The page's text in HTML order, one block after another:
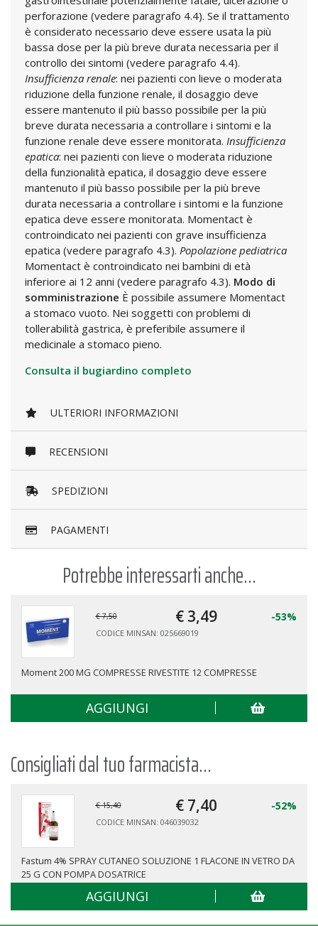
perforazione (vedere paragrafo 4.4). Se il trattamento
è considerato necessario deve essere usata la più
bassa dose per la più breve durata necessaria per il
controllo dei sintomi (vedere paragrafo 4.4).
Insufficienza renale: nei pazienti con lieve o moderata
riduzione della funzione renale, il dosaggio deve
essere mantenuto il più basso possibile per la più
breve durata necessaria a controllare i sintomi e la
funzione renale deve essere monitorata. Insufficienza
epatica: nei pazienti con lieve o moderata riduzione
della funzionalità epatica, il dosaggio deve essere
mantenuto il più basso possibile per la più breve
durata necessaria a controllare i sintomi e la funzione
epatica deve essere monitorata. Momentact è
controindicato nei pazienti con grave insufficienza
epatica (vedere paragrafo 4.3). Popolazione pediatrica
Momentact è controindicato nei bambini di età
inferiore ai 12 anni (vedere paragrafo 4.3). Modo di
somministrazione È possibile assumere Momentact
a stomaco vuoto. Nei soggetti con problemi di
tollerabilità gastrica, è preferibile assumere il
medicinale a stomaco pieno.
Consulta il bugiardino completo
ULTERIORI INFORMAZIONI
RECENSIONI
SPEDIZIONI
PAGAMENTI
Potrebbe interessarti anche...
€ 7,50 € 3,49 -53%
CODICE MINSAN: 025669019
Moment 200 MG COMPRESSE RIVESTITE 12 COMPRESSE
AGGIUNGI
Consigliati dal tuo farmacista...
€ 15,40 € 7,40 -52%
CODICE MINSAN: 046039032
Fastum 4% SPRAY CUTANEO SOLUZIONE 1 FLACONE IN VETRO DA
25 G CON POMPA DOSATRICE
AGGIUNGI